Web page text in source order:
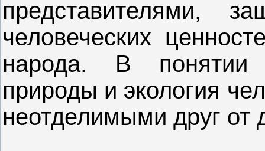
представителями,
человеческих
народа. В понятии
природы и экология
неотделимыми друг от